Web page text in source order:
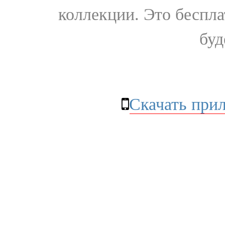
коллекции. Это
Скачать